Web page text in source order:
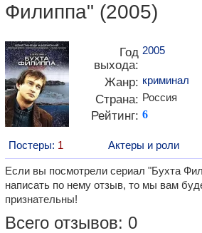
Филиппа" (2005)
Год
выхода:
2005
Жанр: криминал
Страна: Россия
Рейтинг: 6
Постеры: 1 Актеры и роли
Если вы посмотрели сериал "Бухта
написать по нему отзыв, то мы вам
признательны!
Всего отзывов: 0